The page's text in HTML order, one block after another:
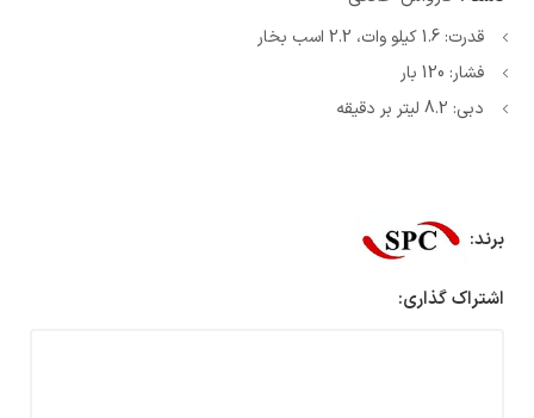
قدرت: 1.6 کیلو وات، 2.2 اسب بخار
فشار: 120 بار
دبی: 8.2 لیتر بر دقیقه
برند:
اشتراک گذاری: